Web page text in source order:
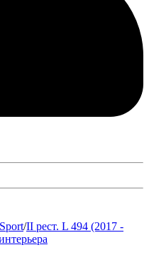
/II рест. L 494 (2017 -